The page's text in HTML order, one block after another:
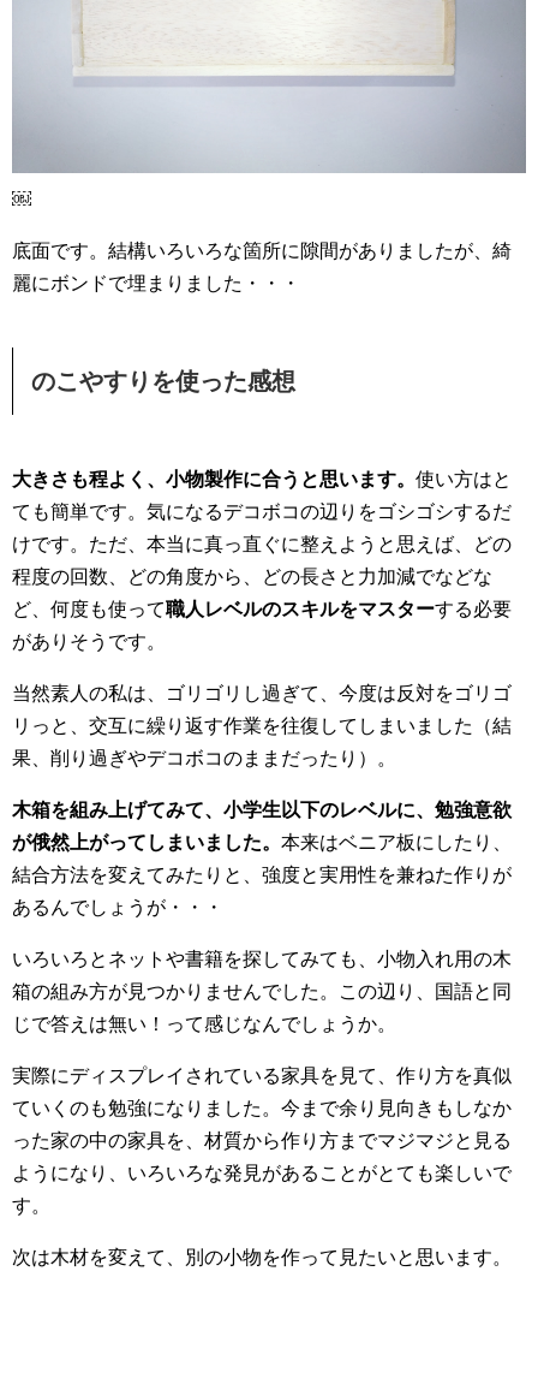
￼
底面です。結構いろいろな箇所に隙間がありましたが、綺
麗にボンドで埋まりました・・・
のこやすりを使った感想
大きさも程よく、小物製作に合うと思います。 使い方はと
ても簡単です。気になるデコボコの辺りをゴシゴシするだ
けです。ただ、本当に真っ直ぐに整えようと思えば、どの
程度の回数、どの角度から、どの長さと力加減でなどな
ど、何度も使って職人レベルのスキルをマスターする必要
がありそうです。
当然素人の私は、ゴリゴリし過ぎて、今度は反対をゴリゴ
リっと、交互に繰り返す作業を往復してしまいました（結
果、削り過ぎやデコボコのままだったり）。
木箱を組み上げてみて、小学生以下のレベルに、勉強意欲
が俄然上がってしまいました。 本来はベニア板にしたり、
結合方法を変えてみたりと、強度と実用性を兼ねた作りが
あるんでしょうが・・・
いろいろとネットや書籍を探してみても、小物入れ用の木
箱の組み方が見つかりませんでした。この辺り、国語と同
じで答えは無い！って感じなんでしょうか。
実際にディスプレイされている家具を見て、作り方を真似
ていくのも勉強になりました。今まで余り見向きもしなか
った家の中の家具を、材質から作り方までマジマジと見る
ようになり、いろいろな発見があることがとても楽しいで
す。
次は木材を変えて、別の小物を作って見たいと思います。